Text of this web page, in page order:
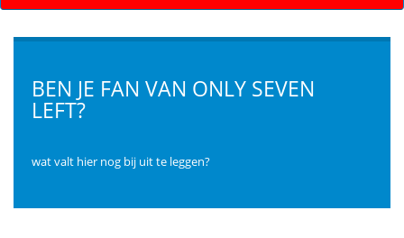
BEN JE FAN VAN ONLY SEVEN
LEFT?
wat valt hier nog bij uit te leggen?